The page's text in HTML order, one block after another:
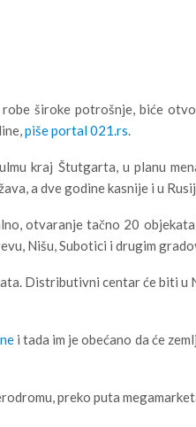
široke potrošnje, biće
piše portal 021.rs.
kraj Štutgarta, u planu
a dve godine kasnije i u
otvaranje tačno 20
Nišu, Subotici i drugim
Distributivni centar će biti u
i tada im je obećano da će
preko puta